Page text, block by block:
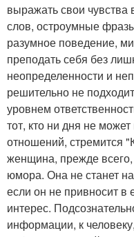
выражать свои чувства
слов, остроумные
разумное поведение,
преподать себя без
неопределенности и
решительно не
уровнем
тот, кто ни дня не
отношений, стремится
женщина, прежде
юмора. Она не станет
если он не привносит в
интерес.
информации, к